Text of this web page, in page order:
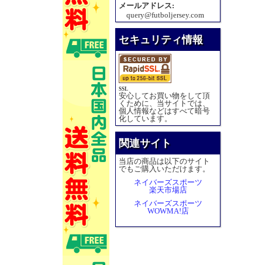
メールアドレス:
query@futboljersey.com
セキュリティ情報
SSL
安心してお買い物をして頂
くために、当サイトでは、
個人情報などはすべて暗号
化しています。
関連サイト
当店の商品は以下のサイト
でもご購入いただけます。
ネイバーズスポーツ
楽天市場店
ネイバーズスポーツ
WOWMA!店